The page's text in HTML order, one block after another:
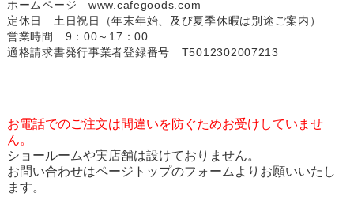
ホームページ www.cafegoods.com
定休日 土日祝日（年末年始、及び夏季休暇は別途ご案内）
営業時間 9：00～17：00
適格請求書発行事業者登録番号 T5012302007213
お電話でのご注文は間違いを防ぐためお受けしていませ
ん。
ショールームや実店舗は設けておりません。
お問い合わせはページトップのフォームよりお願いいたし
ます。